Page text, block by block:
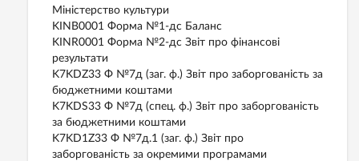
Міністерство культури
KINB0001 Форма №1-дс Баланс
KINR0001 Форма №2-дс Звіт про фінансові
результати
K7KDZ33 Ф №7д (заг. ф.) Звіт про заборгованість за
бюджетними коштами
K7KDS33 Ф №7д (спец. ф.) Звіт про заборгованість
за бюджетними коштами
K7KD1Z33 Ф №7д.1 (заг. ф.) Звіт про
заборгованість за окремими програмами